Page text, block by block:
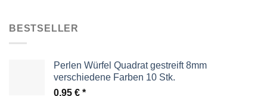
BESTSELLER
Perlen Würfel Quadrat gestreift 8mm
verschiedene Farben 10 Stk.
0,95 €